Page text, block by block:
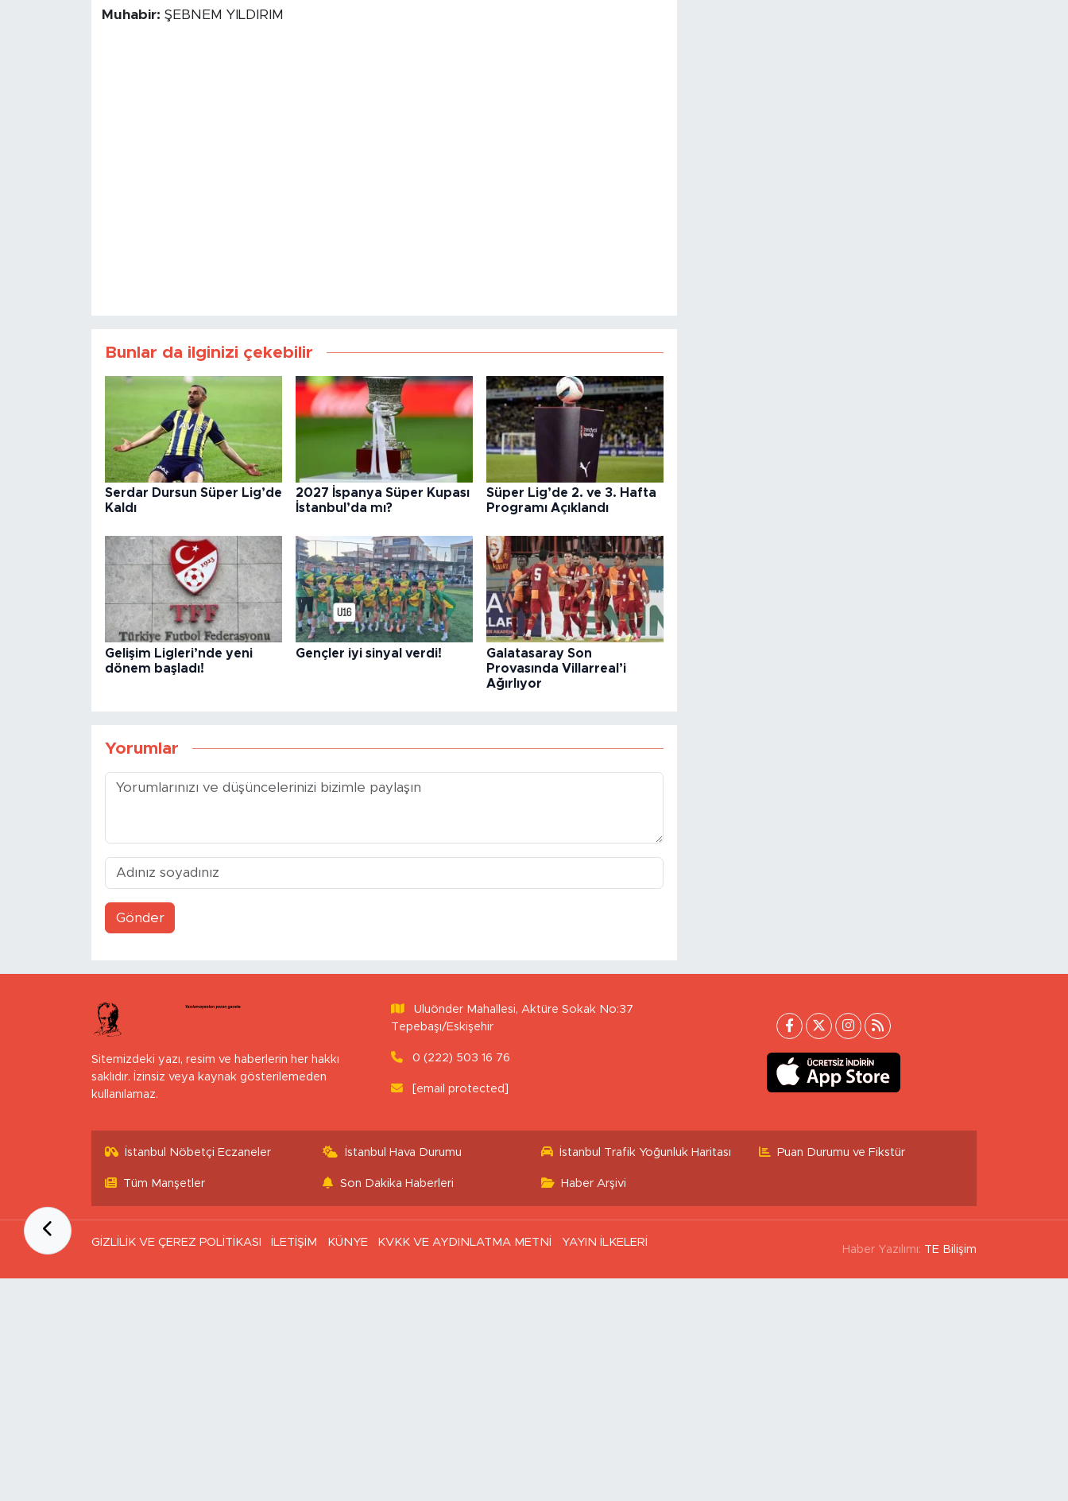
Muhabir: ŞEBNEM YILDIRIM
Bunlar da ilginizi çekebilir
Serdar Dursun Süper Lig’de
Kaldı
2027 İspanya Süper Kupası
İstanbul’da mı?
Süper Lig’de 2. ve 3. Hafta
Programı Açıklandı
Gelişim Ligleri’nde yeni
dönem başladı!
Gençler iyi sinyal verdi!
Galatasaray Son
Provasında Villarreal’i
Ağırlıyor
Yorumlar
Gönder
Sitemizdeki yazı, resim ve haberlerin her hakkı
saklıdır. İzinsiz veya kaynak gösterilemeden
kullanılamaz.
Uluönder Mahallesi, Aktüre Sokak No:37
Tepebaşı/Eskişehir
0 (222) 503 16 76
[email protected]
İstanbul Nöbetçi Eczaneler İstanbul Hava Durumu İstanbul Trafik Yoğunluk Haritası Puan Durumu ve Fikstür
Tüm Manşetler Son Dakika Haberleri Haber Arşivi
GİZLİLİK VE ÇEREZ POLİTİKASI İLETİŞİM KÜNYE KVKK VE AYDINLATMA METNİ YAYIN İLKELERİ
Haber Yazılımı: TE Bilişim